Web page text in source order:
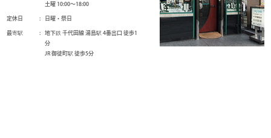
土曜 10:00～18:00
定休日
日曜・祭日
最寄駅
地下鉄 千代田線 湯島駅 4番出口 徒歩1
分
JR 御徒町駅 徒歩5分